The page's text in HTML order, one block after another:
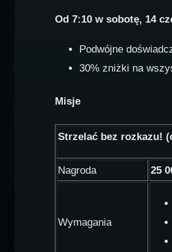
Od 7:10 w sobotę, 14
Podwójne
30% zniżki na
Misje
Strzelać bez rozkazu!
Nagroda 25
Wymagania